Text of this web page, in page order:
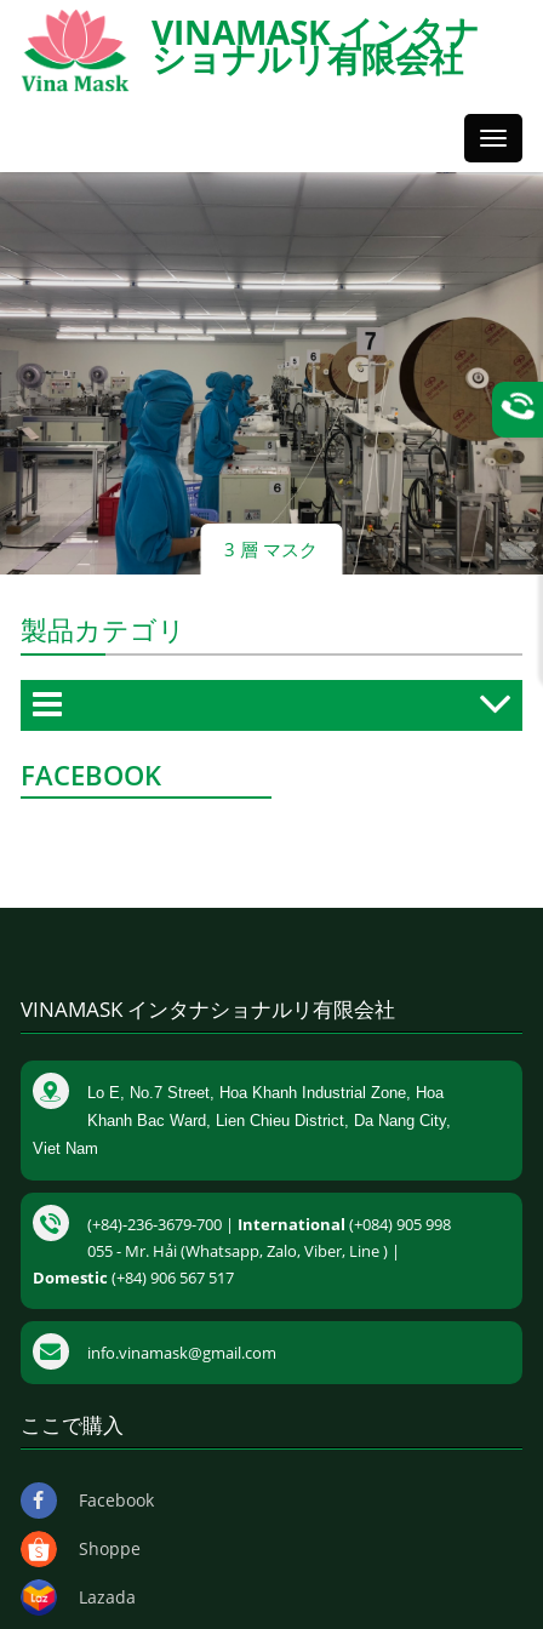
VINAMASK インタナ
ショナルリ有限会社
Styles
3 層 マスク
製品カテゴリ
FACEBOOK
VINAMASK インタナショナルリ有限会社
Lo E, No.7 Street, Hoa Khanh Industrial Zone, Hoa
Khanh Bac Ward, Lien Chieu District, Da Nang City,
Viet Nam
(+84)-236-3679-700 | International (+084) 905 998
055 - Mr. Hải (Whatsapp, Zalo, Viber, Line ) |
Domestic(+84) 906 567 517
info.vinamask@gmail.com
ここで購入
Facebook
Shoppe
Lazada